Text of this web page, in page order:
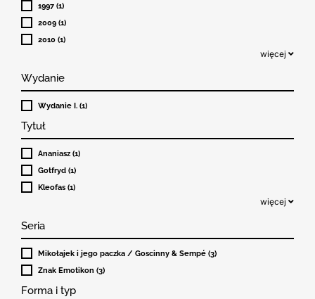
1997 (1)
2009 (1)
2010 (1)
więcej
Wydanie
Wydanie I. (1)
Tytuł
Ananiasz (1)
Gotfryd (1)
Kleofas (1)
więcej
Seria
Mikołajek i jego paczka / Goscinny & Sempé (3)
Znak Emotikon (3)
Forma i typ